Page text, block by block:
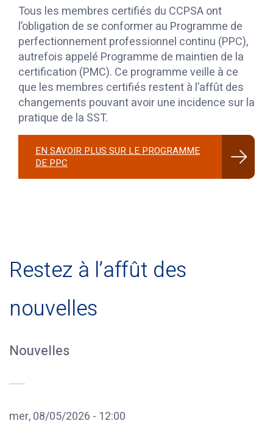
Tous les membres certifiés du CCPSA ont
l’obligation de se conformer au Programme de
perfectionnement professionnel continu (PPC),
autrefois appelé Programme de maintien de la
certification (PMC). Ce programme veille à ce
que les membres certifiés restent à l’affût des
changements pouvant avoir une incidence sur la
pratique de la SST.
EN SAVOIR PLUS SUR LE PROGRAMME
DE PPC
Restez à l’affût des
nouvelles
Nouvelles
mer, 08/05/2026 - 12:00